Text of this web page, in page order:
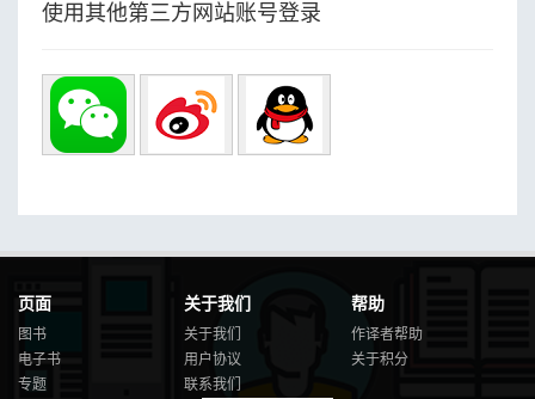
使用其他第三方网站账号登录
页面
图书
电子书
专题
关于我们
关于我们
用户协议
联系我们
帮助
作译者帮助
关于积分